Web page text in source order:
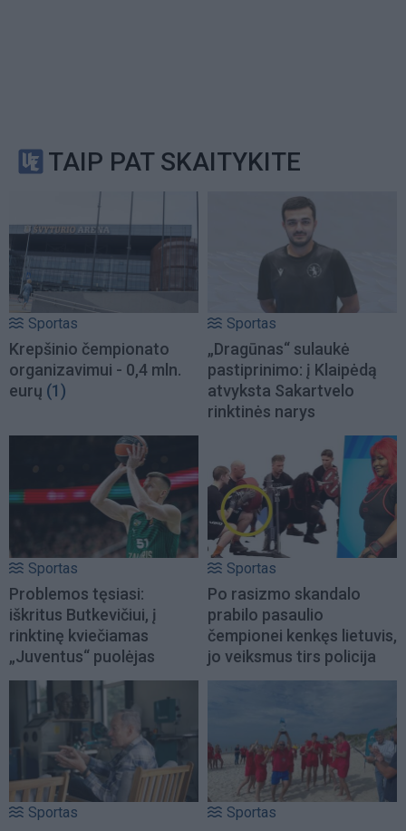
TAIP PAT SKAITYKITE
Sportas
Krepšinio čempionato
organizavimui - 0,4 mln.
eurų (1)
Sportas
„Dragūnas“ sulaukė
pastiprinimo: į Klaipėdą
atvyksta Sakartvelo
rinktinės narys
Sportas
Problemos tęsiasi:
iškritus Butkevičiui, į
rinktinę kviečiamas
„Juventus“ puolėjas
Sportas
Po rasizmo skandalo
prabilo pasaulio
čempionei kenkęs lietuvis,
jo veiksmus tirs policija
Sportas Sportas